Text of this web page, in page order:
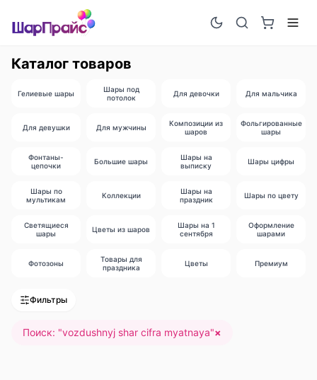
Каталог товаров
Гелиевые шары
Шары под
потолок
Для девочки Для мальчика
Для девушки Для мужчины
Композиции из
шаров
Фольгированные
шары
Фонтаны-
цепочки
Большие шары
Шары на
выписку
Шары цифры
Шары по
мультикам
Коллекции
Шары на
праздник
Шары по цвету
Светящиеся
шары
Цветы из шаров
Шары на 1
сентября
Оформление
шарами
Фотозоны
Товары для
праздника
Цветы Премиум
Фильтры
Поиск: "vozdushnyj shar cifra myatnaya"×